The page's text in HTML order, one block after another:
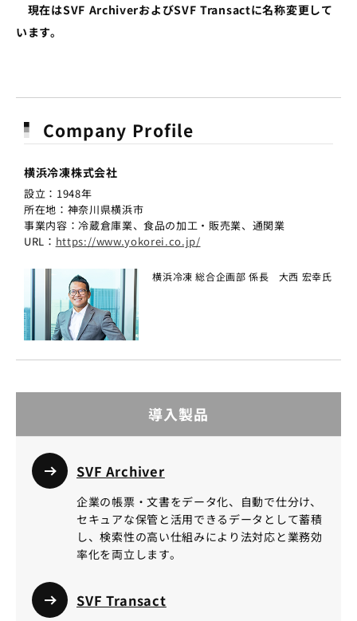
現在はSVF ArchiverおよびSVF Transactに名称変更して
います。
Company Profile
横浜冷凍株式会社
設立：1948年
所在地：神奈川県横浜市
事業内容：冷蔵倉庫業、食品の加工・販売業、通関業
URL： https://www.yokorei.co.jp/
横浜冷凍 総合企画部 係長 大西 宏幸氏
導入製品
SVF Archiver
企業の帳票・文書をデータ化、自動で仕分け、
セキュアな保管と活用できるデータとして蓄積
し、検索性の高い仕組みにより法対応と業務効
率化を両立します。
SVF Transact